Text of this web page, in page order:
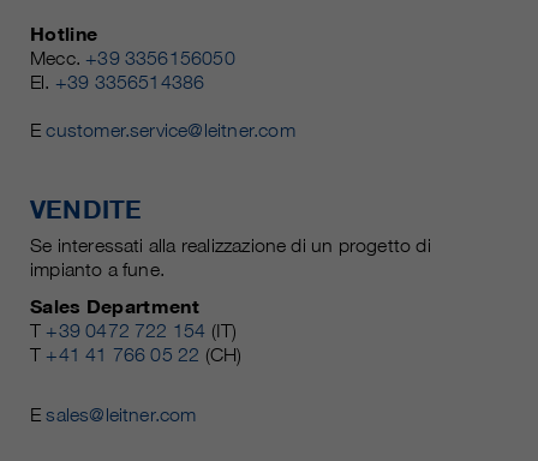
Hotline
Mecc. +39 3356156050
El. +39 3356514386
Ecustomer.service@leitner.com
VENDITE
Se interessati alla realizzazione di un progetto di
impianto a fune.
Sales Department
T +39 0472 722 154 (IT)
T +41 41 766 05 22 (CH)
Esales@leitner.com